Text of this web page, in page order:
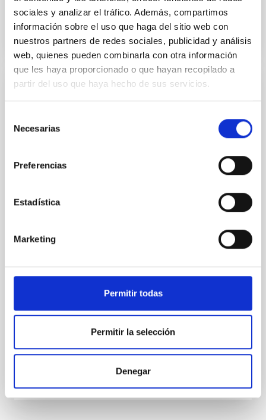
sociales y analizar el tráfico. Además, compartimos
información sobre el uso que haga del sitio web con
nuestros partners de redes sociales, publicidad y análisis
web, quienes pueden combinarla con otra información
que les haya proporcionado o que hayan recopilado a
partir del uso que haya hecho de sus servicios.
Necesarias
Preferencias
Estadística
Marketing
Permitir todas
Permitir la selección
Denegar
unen en Gante para la "Third EDUCADO
Learning"
se convierte en el epicentro de la intersección entre
la astrofísica y la inteligencia artificial. Organizada
EDUCADO , liderado desde el Instituto de Astrofísica
de Canarias, MWGaiaDN , y con la colaboración de
EDUCADO en Astro–AI and Machine Learning reunirá
jóvenes integrantes de la comunidad investigadora
Durante cinco días, las personas